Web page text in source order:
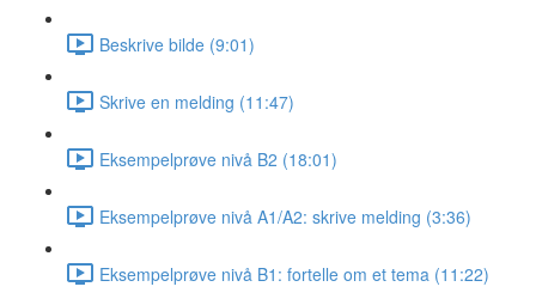
Beskrive bilde (9:01)
Skrive en melding (11:47)
Eksempelprøve nivå B2 (18:01)
Eksempelprøve nivå A1/A2: skrive melding (3:36)
Eksempelprøve nivå B1: fortelle om et tema (11:22)